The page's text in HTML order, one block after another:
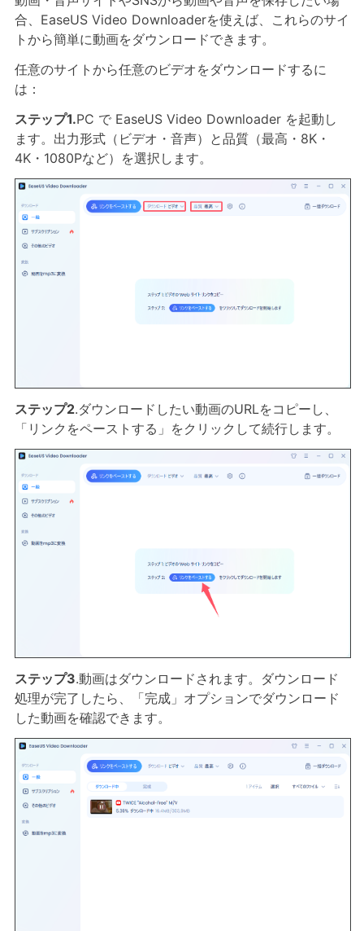
合、EaseUS Video Downloaderを使えば、これらのサイ
トから簡単に動画をダウンロードできます。
任意のサイトから任意のビデオをダウンロードするに
は：
ステップ1.PC で EaseUS Video Downloader を起動し
ます。出力形式（ビデオ・音声）と品質（最高・8K・
4K・1080Pなど）を選択します。
ステップ2.ダウンロードしたい動画のURLをコピーし、
「リンクをペーストする」をクリックして続行します。
ステップ3.動画はダウンロードされます。ダウンロード
処理が完了したら、「完成」オプションでダウンロード
した動画を確認できます。